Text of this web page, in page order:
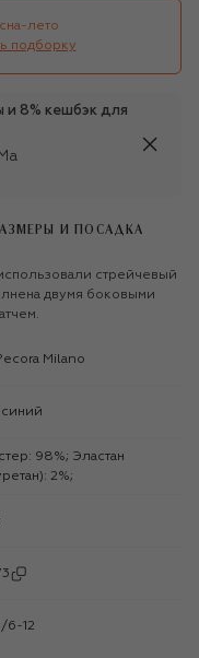
лето
подборку
и 8% кешбэк для
И ПОСАДКА
стрейчевый
двумя боковыми
Milano
синий
2%;
6-12